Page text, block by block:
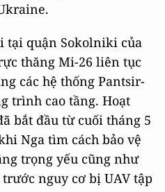
tại quận Sokolniki của
thăng Mi-26 liên tục
các hệ thống Pantsir-
trình cao tầng. Hoạt
bắt đầu từ cuối tháng 5
Nga tìm cách bảo vệ
trọng yếu cũng như
nguy cơ bị UAV tập